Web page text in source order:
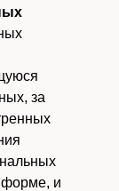
за
форме, и